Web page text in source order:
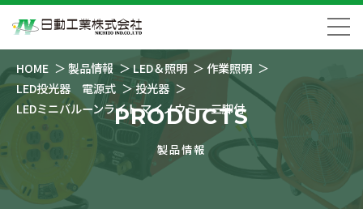
HOME 製品情報 LED＆照明
作業照明
LED投光器 電源式
投光器
LEDミニバルーンライト マイノウミー 三脚付
PRODUCTS
製品情報